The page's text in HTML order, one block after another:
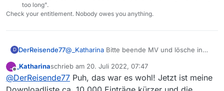
too long".
Check your entitlement. Nobody owes you anything.
D DerReisende77@ _Katharina Bitte beende MV und lösche in
dem Inhalthttps://rodlzdf-
a.akamaihd.net/none/zdf/21/09/210901_
angriff_auf_unsere_demokratie_zom/1/2
_
Offline
_Katharinaschrieb am 20. Juli 2022, 07:47
zuletzt editiert von
@DerReisende77 Puh, das war es wohl! Jetzt ist meine